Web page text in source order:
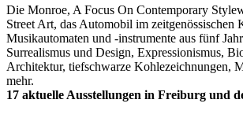
Die Monroe, A Focus On Contemporary
Street Art, das Automobil im zeitgenössischen
Musikautomaten und -instrumente aus fünf
Surrealismus und Design, Expressionismus,
Architektur, tiefschwarze Kohlezeichnungen,
mehr.
17 aktuelle Ausstellungen in Freiburg und